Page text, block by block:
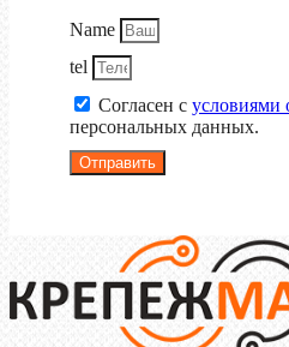
Name
tel
Согласен с условиями
персональных данных.
Отправить